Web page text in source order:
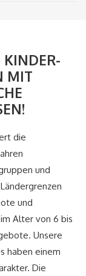
KINDER-
MIT
die
und
und
Alter von 6 bis
Unsere
haben einem
Die